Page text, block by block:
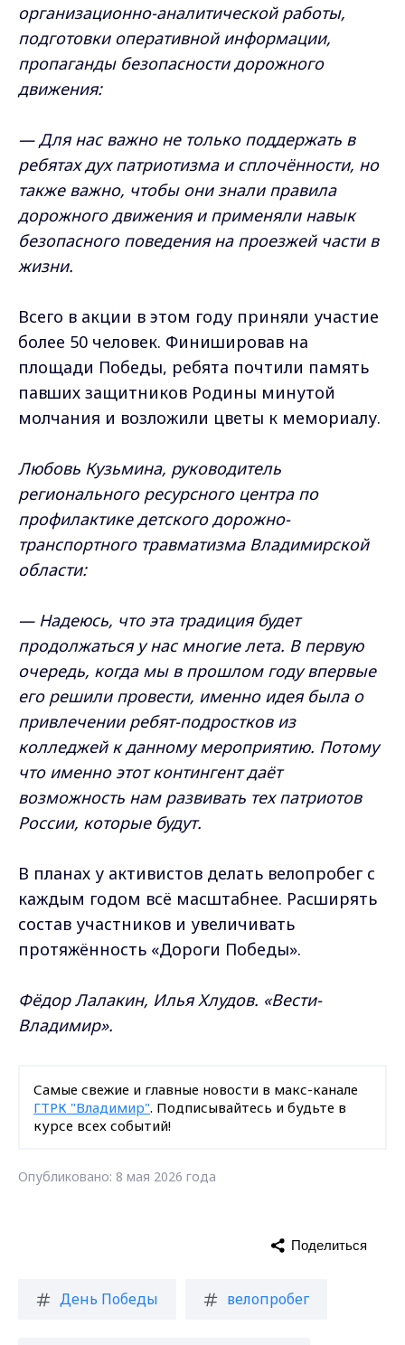
организационно-аналитической работы,
подготовки оперативной информации,
пропаганды безопасности дорожного
движения:
— Для нас важно не только поддержать в
ребятах дух патриотизма и сплочённости, но
также важно, чтобы они знали правила
дорожного движения и применяли навык
безопасного поведения на проезжей части в
жизни.
Всего в акции в этом году приняли участие
более 50 человек. Финишировав на
площади Победы, ребята почтили память
павших защитников Родины минутой
молчания и возложили цветы к мемориалу.
Любовь Кузьмина, руководитель
регионального ресурсного центра по
профилактике детского дорожно-
транспортного травматизма Владимирской
области:
— Надеюсь, что эта традиция будет
продолжаться у нас многие лета. В первую
очередь, когда мы в прошлом году впервые
его решили провести, именно идея была о
привлечении ребят-подростков из
колледжей к данному мероприятию. Потому
что именно этот контингент даёт
возможность нам развивать тех патриотов
России, которые будут.
В планах у активистов делать велопробег с
каждым годом всё масштабнее. Расширять
состав участников и увеличивать
протяжённость «Дороги Победы».
Фёдор Лалакин, Илья Хлудов. «Вести-
Владимир».
Самые свежие и главные новости в макс-канале
ГТРК "Владимир". Подписывайтесь и будьте в
курсе всех событий!
Опубликовано: 8 мая 2026 года
День Победы велопробег
Поделиться